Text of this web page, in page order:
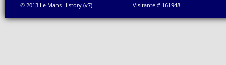
© 2013 Le Mans History (v7) Visitante # 161948